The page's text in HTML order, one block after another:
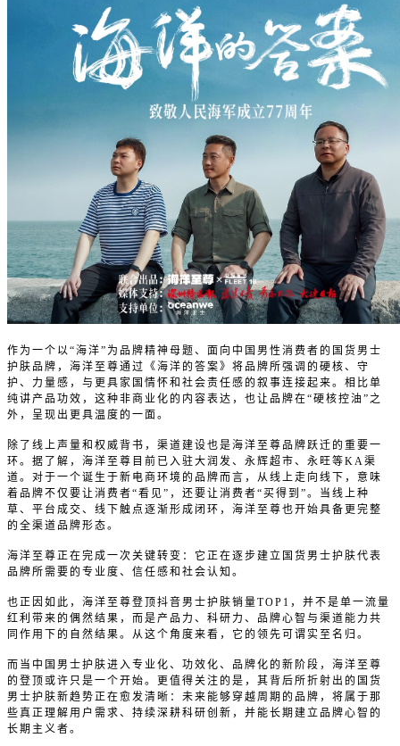
作为一个以“海洋”为品牌精神母题、面向中国男性消费者的国货男士
护肤品牌，海洋至尊通过《海洋的答案》将品牌所强调的硬核、守
护、力量感，与更具家国情怀和社会责任感的叙事连接起来。相比单
纯讲产品功效，这种非商业化的内容表达，也让品牌在“硬核控油”之
外，呈现出更具温度的一面。
除了线上声量和权威背书，渠道建设也是海洋至尊品牌跃迁的重要一
环。据了解，海洋至尊目前已入驻大润发、永辉超市、永旺等KA渠
道。对于一个诞生于新电商环境的品牌而言，从线上走向线下，意味
着品牌不仅要让消费者“看见”，还要让消费者“买得到”。当线上种
草、平台成交、线下触点逐渐形成闭环，海洋至尊也开始具备更完整
的全渠道品牌形态。
海洋至尊正在完成一次关键转变：它正在逐步建立国货男士护肤代表
品牌所需要的专业度、信任感和社会认知。
也正因如此，海洋至尊登顶抖音男士护肤销量TOP1，并不是单一流量
红利带来的偶然结果，而是产品力、科研力、品牌心智与渠道能力共
同作用下的自然结果。从这个角度来看，它的领先可谓实至名归。
而当中国男士护肤进入专业化、功效化、品牌化的新阶段，海洋至尊
的登顶或许只是一个开始。更值得关注的是，其背后所折射出的国货
男士护肤新趋势正在愈发清晰：未来能够穿越周期的品牌，将属于那
些真正理解用户需求、持续深耕科研创新，并能长期建立品牌心智的
长期主义者。